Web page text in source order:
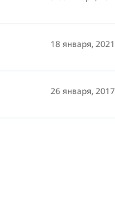
18 января, 2021
26 января, 2017